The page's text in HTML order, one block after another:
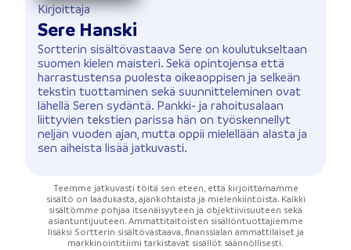
Kirjoittaja
Sere Hanski
Sortterin sisältövastaava Sere on koulutukseltaan
suomen kielen maisteri. Sekä opintojensa että
harrastustensa puolesta oikeaoppisen ja selkeän
tekstin tuottaminen sekä suunnitteleminen ovat
lähellä Seren sydäntä. Pankki- ja rahoitusalaan
liittyvien tekstien parissa hän on työskennellyt
neljän vuoden ajan, mutta oppii mielellään alasta ja
sen aiheista lisää jatkuvasti.
Teemme jatkuvasti töitä sen eteen, että kirjoittamamme
sisältö on laadukasta, ajankohtaista ja mielenkiintoista. Kaikki
sisältömme pohjaa itsenäisyyteen ja objektiivisuuteen sekä
asiantuntijuuteen. Ammattitaitoisten sisällöntuottajiemme
lisäksi Sortterin sisältövastaava, finanssialan ammattilaiset ja
markkinointitiimi tarkistavat sisällöt säännöllisesti.